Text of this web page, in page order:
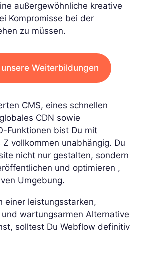
außergewöhnliche kreative
Kompromisse bei der
zu müssen.
Weiterbildungen
CMS, eines schnellen
CDN sowie
Funktionen bist Du mit
vollkommen unabhängig. Du
nicht nur gestalten, sondern
und optimieren ,
Umgebung.
einer leistungsstarken,
wartungsarmen Alternative
solltest Du Webflow definitiv